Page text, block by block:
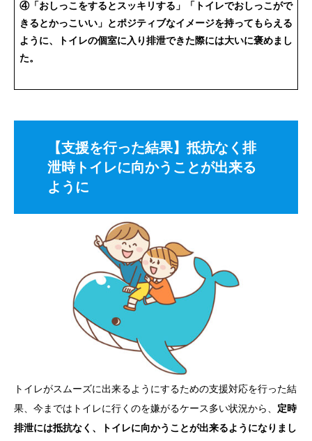
④「おしっこをするとスッキリする」「トイレでおしっこがで
きるとかっこいい」とポジティブなイメージを持ってもらえる
ように、トイレの個室に入り排泄できた際には大いに褒めまし
た。
【支援を行った結果】抵抗なく排
泄時トイレに向かうことが出来る
ように
トイレがスムーズに出来るようにするための支援対応を行った結
果、今まではトイレに行くのを嫌がるケース多い状況から、 定時
排泄には抵抗なく、トイレに向かうことが出来るようになりまし